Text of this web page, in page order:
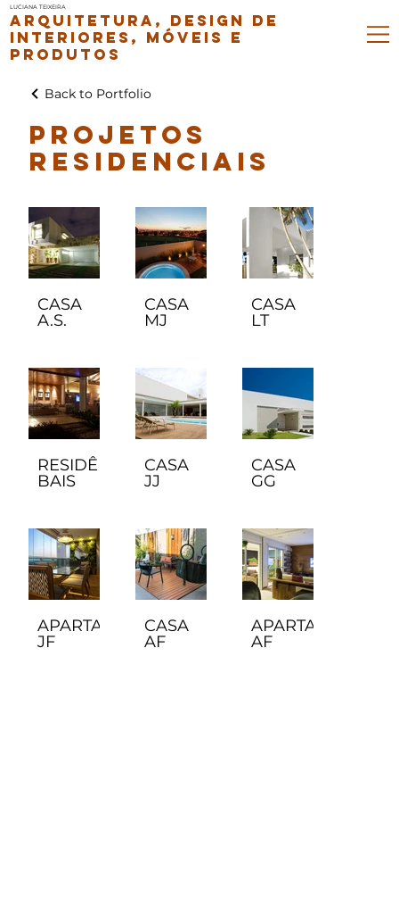
LUCIANA TEIXEIRA
ARQUITETURA, DESIGN DE
INTERIORES, MÓVEIS E
PRODUTOS
Back to Portfolio
PROJETOS
RESIDENCIAIS
CASA
A.S.
CASA
MJ
CASA
LT
RESIDÊNCIA
BAIS
CASA
JJ
CASA
GG
APARTAMENTO
JF
CASA
AF
APARTAMENTO
AF